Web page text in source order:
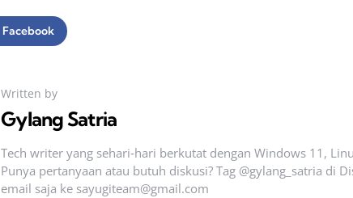
Facebook
Written by
Gylang Satria
Tech writer yang sehari‑hari berkutat dengan Windows 11,
Punya pertanyaan atau butuh diskusi? Tag @gylang_satria di
email saja ke sayugiteam@gmail.com